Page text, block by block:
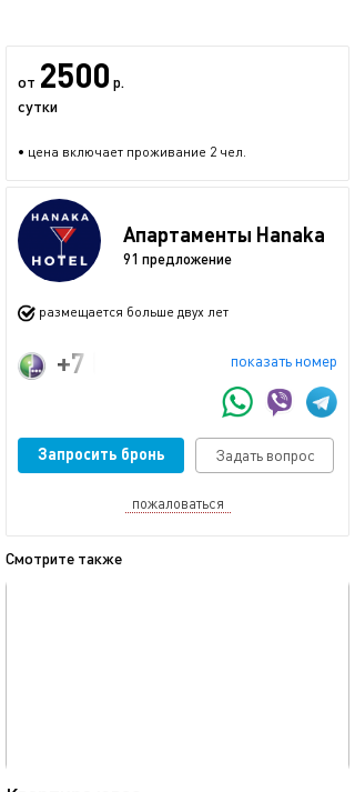
от 2500 р.
сутки
• цена включает проживание 2 чел.
Апартаменты Hanaka
91 предложение
размещается больше двух лет
показать номер
+7 (915) 226-77-88
Запросить бронь Задать вопрос
пожаловаться
Смотрите также